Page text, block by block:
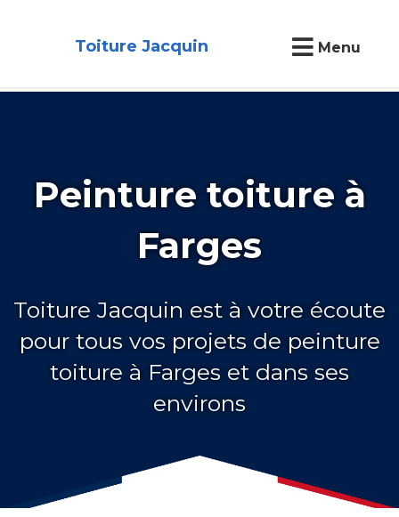
Toiture Jacquin Menu
Peinture toiture à
Farges
Toiture Jacquin est à votre écoute
pour tous vos projets de peinture
toiture à Farges et dans ses
environs